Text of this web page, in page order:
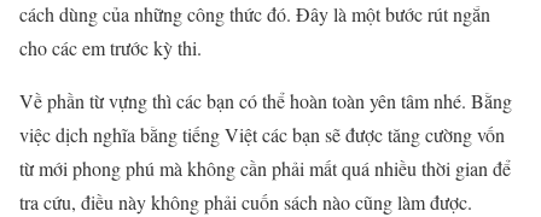
cách dùng của những công thức đó. Đây là một bước rút ngắn
cho các em trước kỳ thi.
Về phần từ vựng thì các bạn có thể hoàn toàn yên tâm nhé. Bằng
việc dịch nghĩa bằng tiếng Việt các bạn sẽ được tăng cường vốn
từ mới phong phú mà không cần phải mất quá nhiều thời gian để
tra cứu, điều này không phải cuốn sách nào cũng làm được.